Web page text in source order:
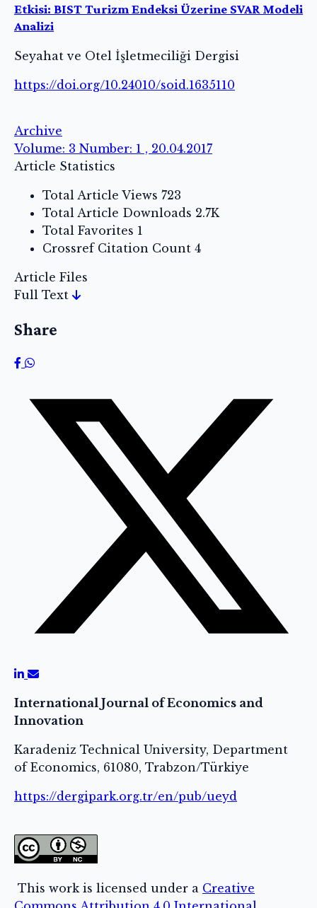
Etkisi: BIST Turizm Endeksi Üzerine SVAR Modeli
Analizi
Seyahat ve Otel İşletmeciliği Dergisi
https://doi.org/10.24010/soid.1635110
Archive
Volume: 3 Number: 1 , 20.04.2017
Article Statistics
Total Article Views 723
Total Article Downloads 2.7K
Total Favorites 1
Crossref Citation Count 4
Article Files
Full Text
Share
International Journal of Economics and
Innovation
Karadeniz Technical University, Department
of Economics, 61080, Trabzon/Türkiye
https://dergipark.org.tr/en/pub/ueyd
This work is licensed under a Creative